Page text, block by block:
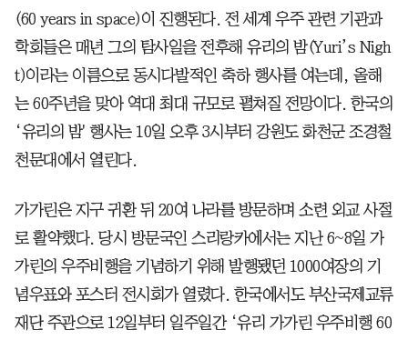
(60 years in space)이 진행된다. 전 세계 우주 관련 기관과
학회들은 매년 그의 탐사일을 전후해 유리의 밤(Yuri’s Nigh
t)이라는 이름으로 동시다발적인 축하 행사를 여는데, 올해
는 60주년을 맞아 역대 최대 규모로 펼쳐질 전망이다. 한국의
‘유리의 밤' 행사는 10일 오후 3시부터 강원도 화천군 조경철
천문대에서 열린다.
가가린은 지구 귀환 뒤 20여 나라를 방문하며 소련 외교 사절
로 활약했다. 당시 방문국인 스리랑카에서는 지난 6~8일 가
가린의 우주비행을 기념하기 위해 발행됐던 1000여장의 기
념우표와 포스터 전시회가 열렸다. 한국에서도 부산국제교류
재단 주관으로 12일부터 일주일간 ‘유리 가가린 우주비행 60